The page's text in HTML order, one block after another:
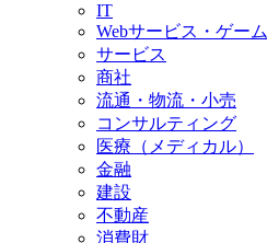
IT
Webサービス・ゲーム
サービス
商社
流通・物流・小売
コンサルティング
医療（メディカル）
金融
建設
不動産
消費財